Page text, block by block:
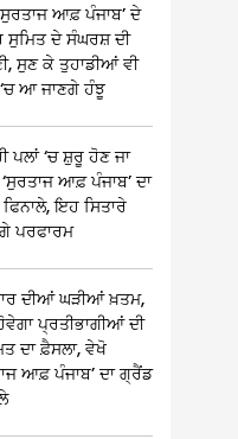
ਆਫ਼ ਪੰਜਾਬ’ ਦੇ
ਸੁਮਿਤ ਦੇ ਸੰਘਰਸ਼ ਦੀ
ਸੁਣ ਕੇ ਤੁਹਾਡੀਆਂ ਵੀ
ਆ ਜਾਣਗੇ ਹੰਝੂ
ਪਲਾਂ ‘ਚ ਸ਼ੁਰੂ ਹੋਣ ਜਾ
‘ਸੁਰਤਾਜ ਆਫ਼ ਪੰਜਾਬ’ ਦਾ
ਇਹ ਸਿਤਾਰੇ
ਪਰਫਾਰਮ
ਦੀਆਂ ਘੜੀਆਂ ਖ਼ਤਮ,
ਪ੍ਰਤੀਭਾਗੀਆਂ ਦੀ
ਦਾ ਫ਼ੈਸਲਾ, ਵੇਖੋ
ਆਫ਼ ਪੰਜਾਬ’ ਦਾ ਗ੍ਰੈਂਡ